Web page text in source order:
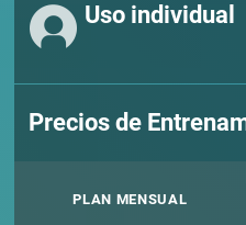
Uso individual
Precios de
PLAN MENSUAL